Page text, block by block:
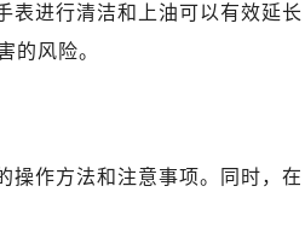
约）
）
）
表进行清洁和上油可以有效延长
的风险。
操作方法和注意事项。同时，在